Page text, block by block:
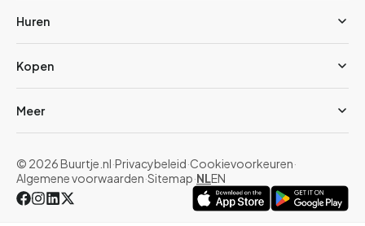
Huren
Kopen
Meer
© 2026 Buurtje.nl·Privacybeleid·Cookievoorkeuren·
Algemene voorwaarden·Sitemap·NLEN